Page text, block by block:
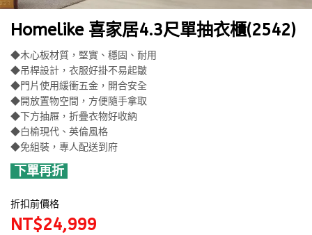
Homelike 喜家居4.3尺單抽衣櫃(2542)
◆木心板材質，堅實、穩固、耐用
◆吊桿設計，衣服好掛不易起皺
◆門片使用緩衝五金，開合安全
◆開放置物空間，方便隨手拿取
◆下方抽屜，折疊衣物好收納
◆白榆現代、英倫風格
◆免組裝，專人配送到府
下單再折
折扣前價格
NT$24,999